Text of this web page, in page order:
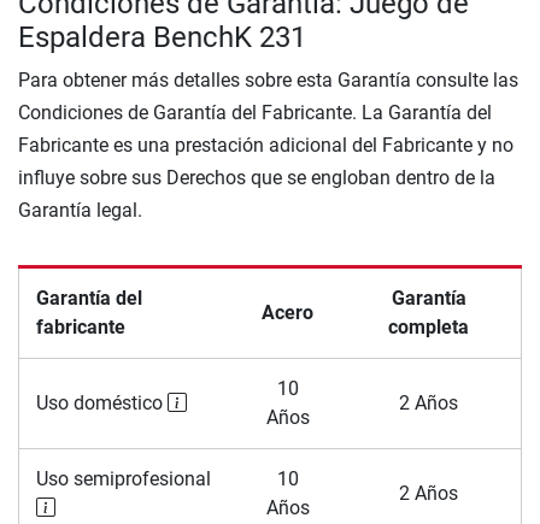
Espaldera BenchK 231
Para obtener más detalles sobre esta Garantía consulte las
Condiciones de Garantía del Fabricante. La Garantía del
Fabricante es una prestación adicional del Fabricante y no
influye sobre sus Derechos que se engloban dentro de la
Garantía legal.
Garantía del
fabricante
Acero
Garantía
completa
Uso doméstico
10
Años
2 Años
Uso semiprofesional
10
Años
2 Años